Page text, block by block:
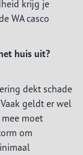
krijg je
WA casco
huis uit?
dekt schade
geldt er wel
moet
om